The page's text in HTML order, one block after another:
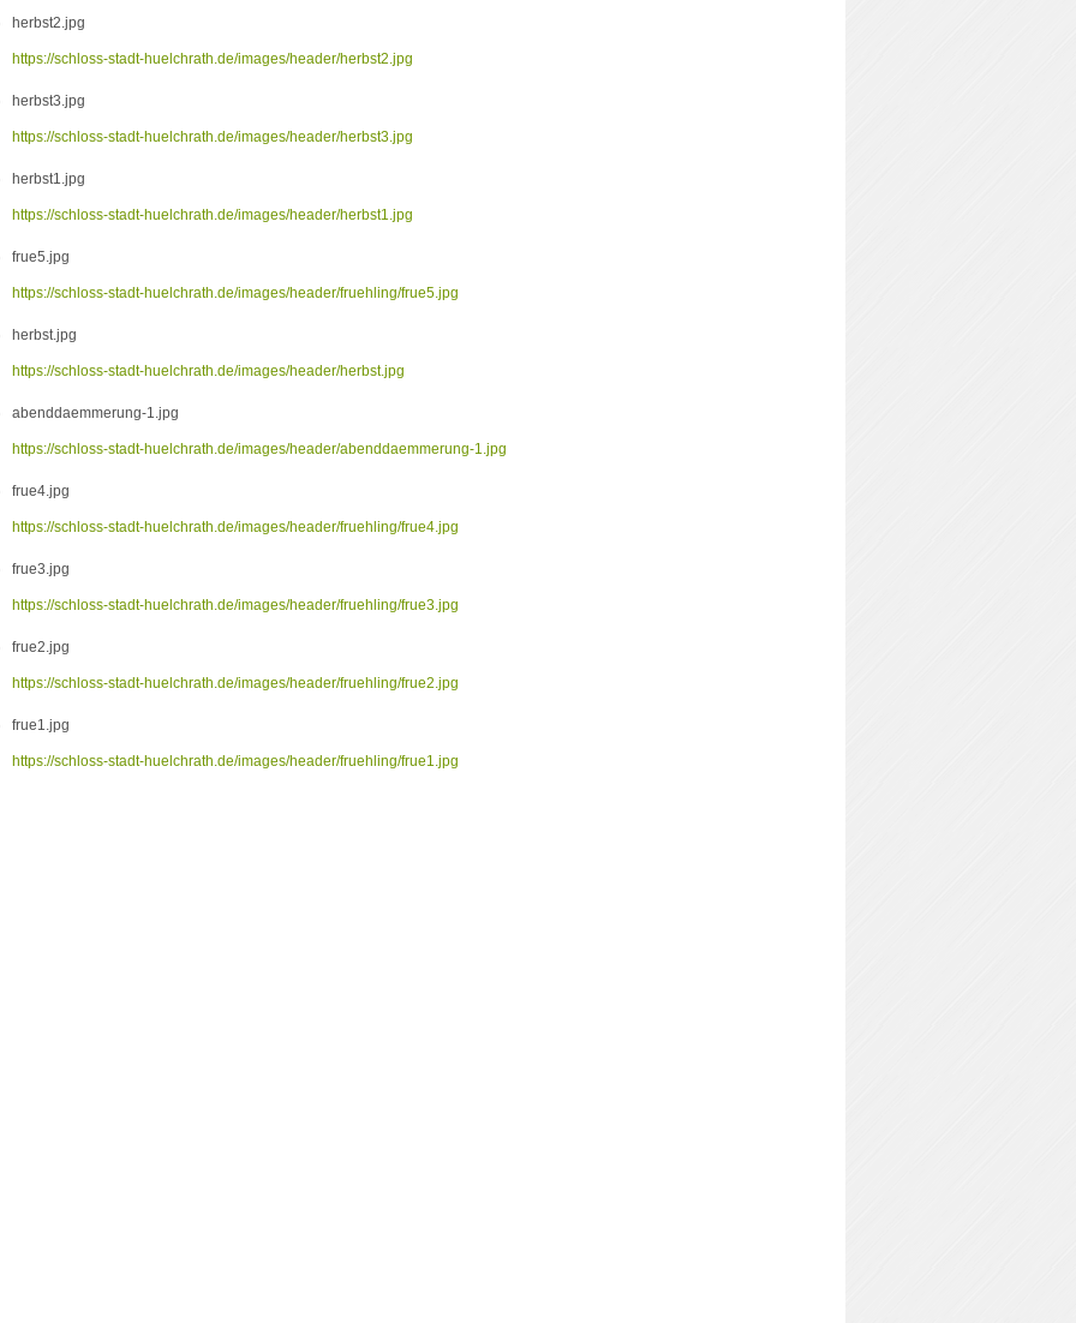
herbst2.jpg
https://schloss-stadt-huelchrath.de/images/header/herbst2.jpg
herbst3.jpg
https://schloss-stadt-huelchrath.de/images/header/herbst3.jpg
herbst1.jpg
https://schloss-stadt-huelchrath.de/images/header/herbst1.jpg
frue5.jpg
https://schloss-stadt-huelchrath.de/images/header/fruehling/frue5.jpg
herbst.jpg
https://schloss-stadt-huelchrath.de/images/header/herbst.jpg
abenddaemmerung-1.jpg
https://schloss-stadt-huelchrath.de/images/header/abenddaemmerung-1.jpg
frue4.jpg
https://schloss-stadt-huelchrath.de/images/header/fruehling/frue4.jpg
frue3.jpg
https://schloss-stadt-huelchrath.de/images/header/fruehling/frue3.jpg
frue2.jpg
https://schloss-stadt-huelchrath.de/images/header/fruehling/frue2.jpg
frue1.jpg
https://schloss-stadt-huelchrath.de/images/header/fruehling/frue1.jpg